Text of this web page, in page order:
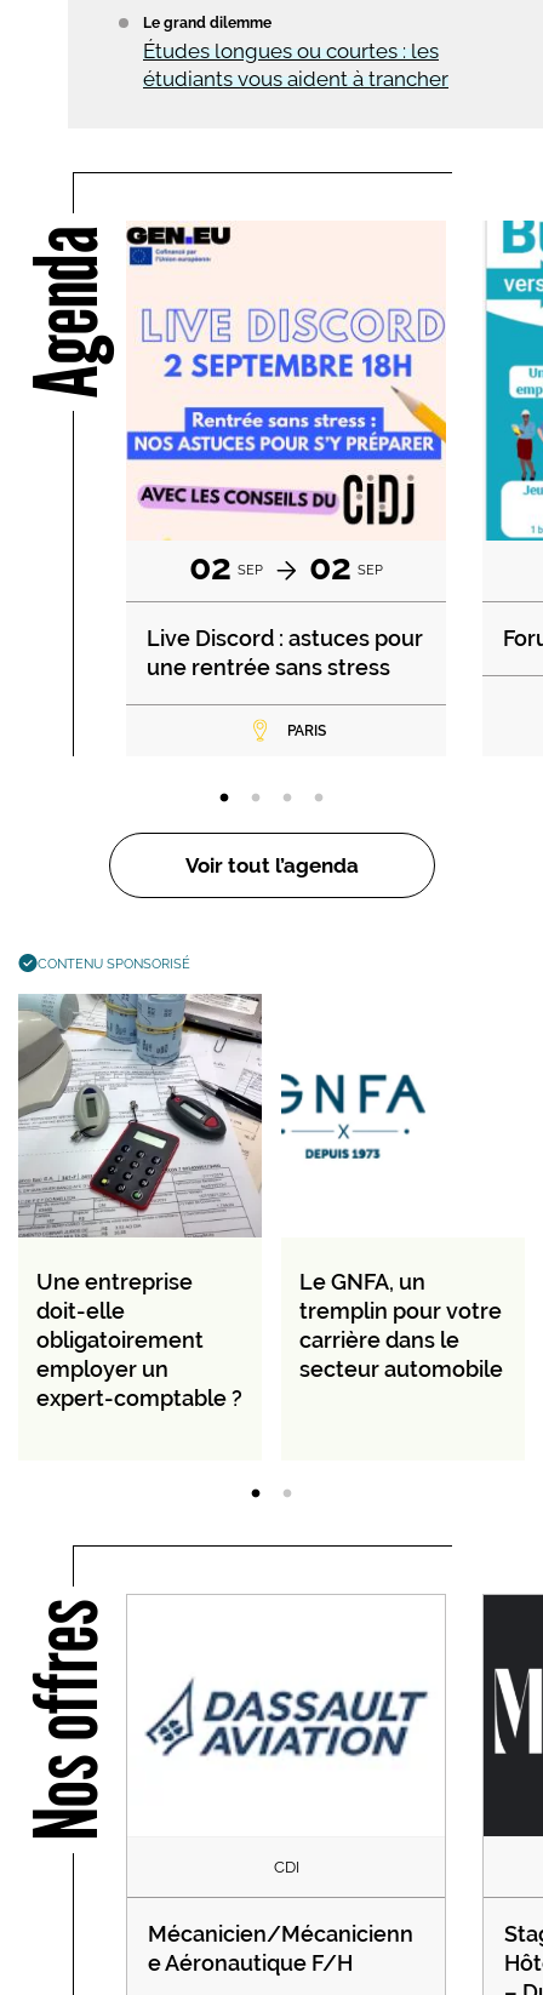
Le grand dilemme
Études longues ou courtes : les
étudiants vous aident à trancher
Agenda
02 SEP 02 SEP
Live Discord : astuces pour
une rentrée sans stress
PARIS
Voir tout l’agenda
CONTENU SPONSORISÉ
Une entreprise
doit-elle
obligatoirement
employer un
expert-comptable ?
Le GNFA, un
tremplin pour votre
carrière dans le
secteur automobile
Nos offres
CDI
Mécanicien/Mécanicienn
e Aéronautique F/H